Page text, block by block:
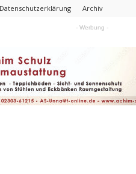
Datenschutzerklärung Archiv
- Werbung -